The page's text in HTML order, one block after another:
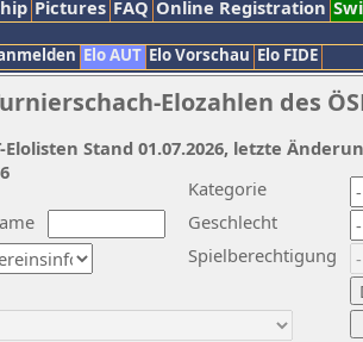
Pictures FAQ Online Registration
Elo AUT Elo Vorschau Elo FIDE
Elozahlen des
Kategorie
Geschlecht
Spielberechtigung
Elolisten Stand 01.07.2026, letzte